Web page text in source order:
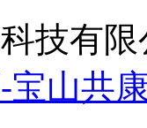
技有限
宝山共